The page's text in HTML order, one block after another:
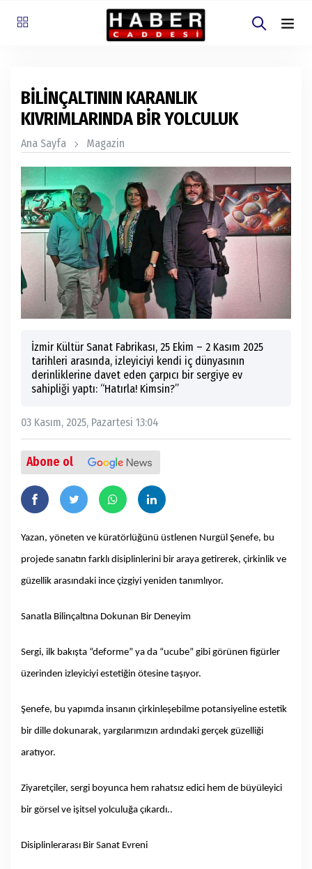
BİLİNÇALTININ KARANLIK
KIVRIMLARINDA BİR YOLCULUK
Ana Sayfa Magazin
İzmir Kültür Sanat Fabrikası, 25 Ekim – 2 Kasım 2025
tarihleri arasında, izleyiciyi kendi iç dünyasının
derinliklerine davet eden çarpıcı bir sergiye ev
sahipliği yaptı: “Hatırla! Kimsin?”
03 Kasım, 2025, Pazartesi 13:04
Abone ol
Yazan, yöneten ve küratörlüğünü üstlenen Nurgül Şenefe, bu
projede sanatın farklı disiplinlerini bir araya getirerek, çirkinlik ve
güzellik arasındaki ince çizgiyi yeniden tanımlıyor.
Sanatla Bilinçaltına Dokunan Bir Deneyim
Sergi, ilk bakışta “deforme” ya da “ucube” gibi görünen figürler
üzerinden izleyiciyi estetiğin ötesine taşıyor.
Şenefe, bu yapımda insanın çirkinleşebilme potansiyeline estetik
bir dille dokunarak, yargılarımızın ardındaki gerçek güzelliği
aratıyor.
Ziyaretçiler, sergi boyunca hem rahatsız edici hem de büyüleyici
bir görsel ve işitsel yolculuğa çıkardı..
Disiplinlerarası Bir Sanat Evreni